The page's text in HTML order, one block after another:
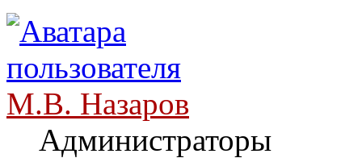
М.В. Назаров
Администраторы